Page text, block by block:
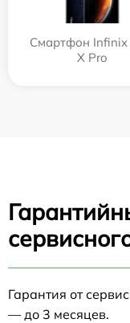
Смартфон Infinix
X Pro
Гарантия от
— до 3 месяцев.